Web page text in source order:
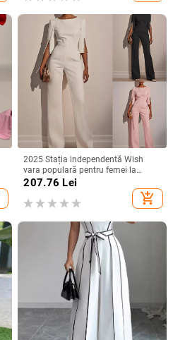
2025 Stația independentă Wish
vara populară pentru femei la
modă cu mărgele decorațiuni
elegante salopetă/haine slim
elegantă
207.76 Lei
add_shopping_cart